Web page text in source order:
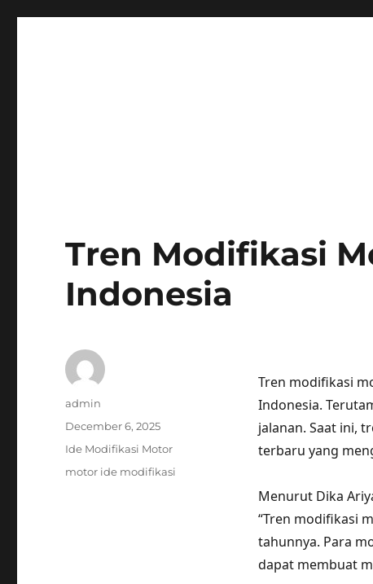
Tren Modifikasi
Indonesia
Tren modifikasi
Indonesia.
jalanan. Saat ini,
terbaru yang
Menurut Dika
“Tren modifikasi
tahunnya. Para
dapat membuat
Author
admin
Posted
on
December 6, 2025
Categories
Ide Modifikasi Motor
Tags
motor ide modifikasi